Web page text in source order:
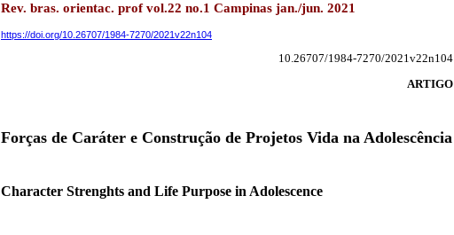
Rev. bras. orientac. prof vol.22 no.1 Campinas jan./jun. 2021
https://doi.org/10.26707/1984-7270/2021v22n104
10.26707/1984-7270/2021v22n104
ARTIGO
Forças de Caráter e Construção de Projetos Vida na Adolescência
Character Strenghts and Life Purpose in Adolescence